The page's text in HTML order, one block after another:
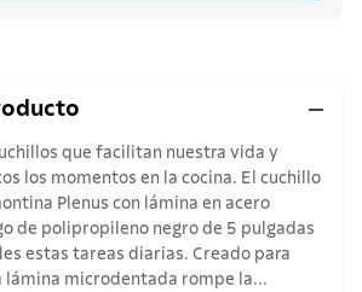
que facilitan nuestra vida y
los momentos en la cocina. El cuchillo
Plenus con lámina en acero
de polipropileno negro de 5 pulgadas
estas tareas diarias. Creado para
microdentada rompe la...